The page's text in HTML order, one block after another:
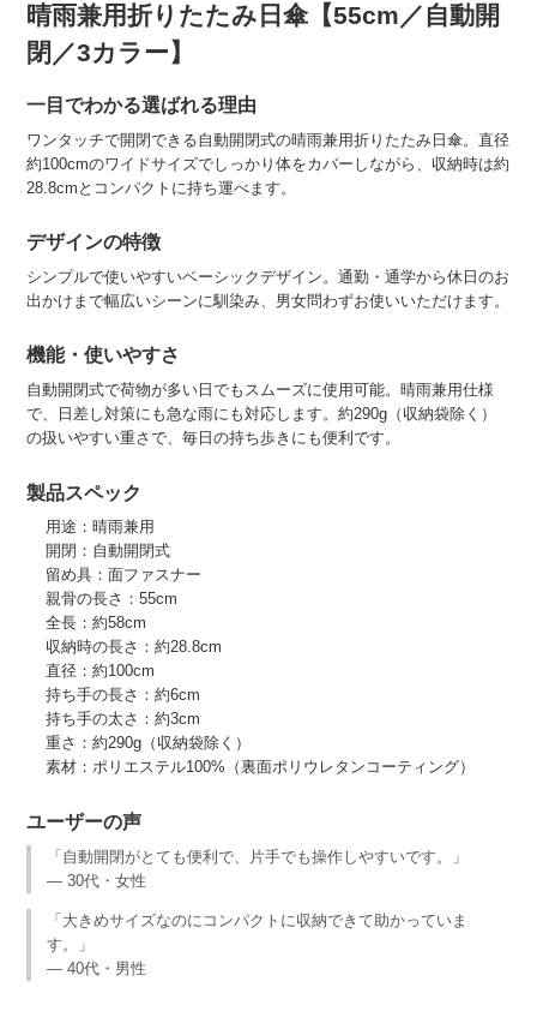
晴雨兼用折りたたみ日傘【55cm／自動開
閉／3カラー】
一目でわかる選ばれる理由
ワンタッチで開閉できる自動開閉式の晴雨兼用折りたたみ日傘。直径
約100cmのワイドサイズでしっかり体をカバーしながら、収納時は約
28.8cmとコンパクトに持ち運べます。
デザインの特徴
シンプルで使いやすいベーシックデザイン。通勤・通学から休日のお
出かけまで幅広いシーンに馴染み、男女問わずお使いいただけます。
機能・使いやすさ
自動開閉式で荷物が多い日でもスムーズに使用可能。晴雨兼用仕様
で、日差し対策にも急な雨にも対応します。約290g（収納袋除く）
の扱いやすい重さで、毎日の持ち歩きにも便利です。
製品スペック
用途：晴雨兼用
開閉：自動開閉式
留め具：面ファスナー
親骨の長さ：55cm
全長：約58cm
収納時の長さ：約28.8cm
直径：約100cm
持ち手の長さ：約6cm
持ち手の太さ：約3cm
重さ：約290g（収納袋除く）
素材：ポリエステル100%（裏面ポリウレタンコーティング）
ユーザーの声
「自動開閉がとても便利で、片手でも操作しやすいです。」
— 30代・女性
「大きめサイズなのにコンパクトに収納できて助かっていま
す。」
— 40代・男性